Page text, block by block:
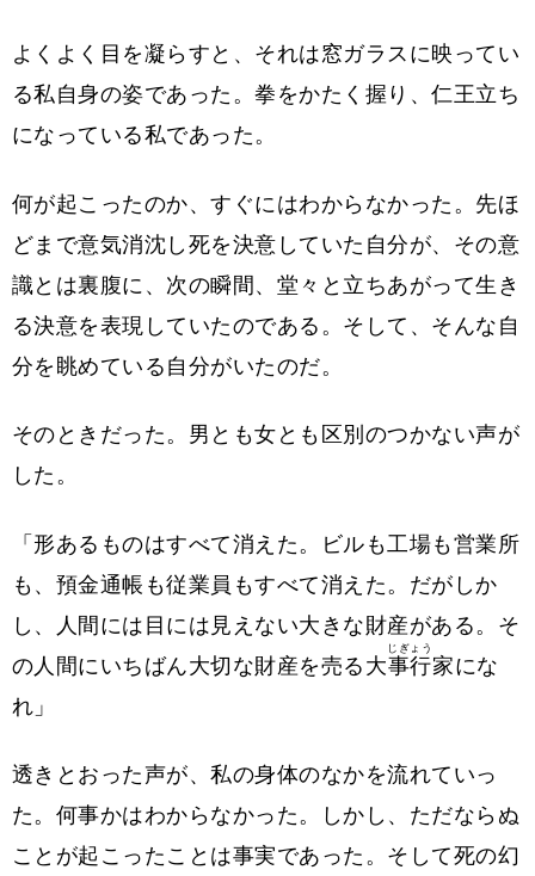
よくよく目を凝らすと、それは窓ガラスに映ってい
る私自身の姿であった。拳をかたく握り、仁王立ち
になっている私であった。
何が起こったのか、すぐにはわからなかった。先ほ
どまで意気消沈し死を決意していた自分が、その意
識とは裏腹に、次の瞬間、堂々と立ちあがって生き
る決意を表現していたのである。そして、そんな自
分を眺めている自分がいたのだ。
そのときだった。男とも女とも区別のつかない声が
した。
「形あるものはすべて消えた。ビルも工場も営業所
も、預金通帳も従業員もすべて消えた。だがしか
し、人間には目には見えない大きな財産がある。そ
の人間にいちばん大切な財産を売る大事行
じぎょう
家にな
れ」
透きとおった声が、私の身体のなかを流れていっ
た。何事かはわからなかった。しかし、ただならぬ
ことが起こったことは事実であった。そして死の幻